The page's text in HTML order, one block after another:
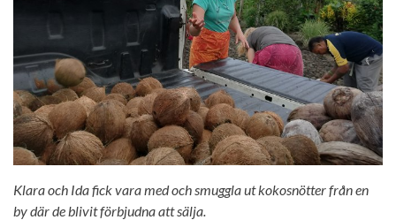
Klara och Ida fick vara med och smuggla ut kokosnötter från en
by där de blivit förbjudna att sälja.